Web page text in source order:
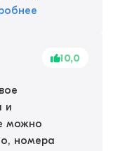
10,0
и
можно
номера